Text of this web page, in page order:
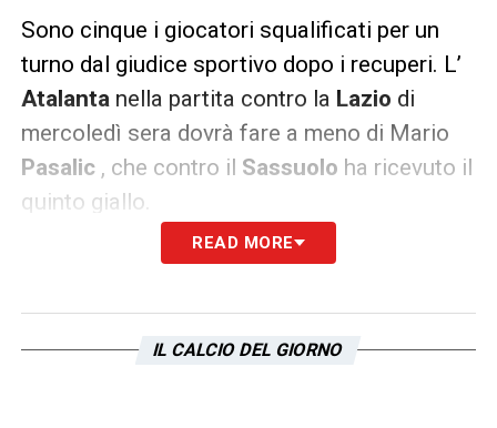
Sono cinque i giocatori squalificati per un
turno dal giudice sportivo dopo i recuperi. L’
Atalanta nella partita contro la Lazio di
mercoledì sera dovrà fare a meno di Mario
Pasalic , che contro il Sassuolo ha ricevuto il
quinto giallo.
Scatta la squalifica anche per Gian Piero
contestato con veemenza l’operato del VAR”
READ MORE
IL CALCIO DEL GIORNO